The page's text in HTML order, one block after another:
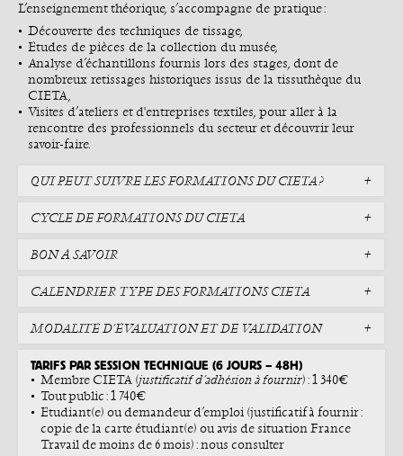
L’enseignement théorique, s’accompagne de pratique :
Découverte des techniques de tissage,
Études de pièces de la collection du musée,
Analyse d’échantillons fournis lors des stages, dont de
nombreux retissages historiques issus de la tissuthèque du
CIETA,
Visites d’ateliers et d'entreprises textiles, pour aller à la
rencontre des professionnels du secteur et découvrir leur
savoir-faire.
QUI PEUT SUIVRE LES FORMATIONS DU CIETA ?
CYCLE DE FORMATIONS DU CIETA
BON À SAVOIR
CALENDRIER TYPE DES FORMATIONS CIETA
MODALITÉ D’ÉVALUATION ET DE VALIDATION
TARIFS PAR SESSION TECHNIQUE (6 JOURS – 48H)
Membre CIETA (justificatif d’adhésion à fournir) : 1 340€
Tout public : 1 740€
Étudiant(e) ou demandeur d’emploi (justificatif à fournir :
copie de la carte étudiant(e) ou avis de situation France
Travail de moins de 6 mois) : nous consulter